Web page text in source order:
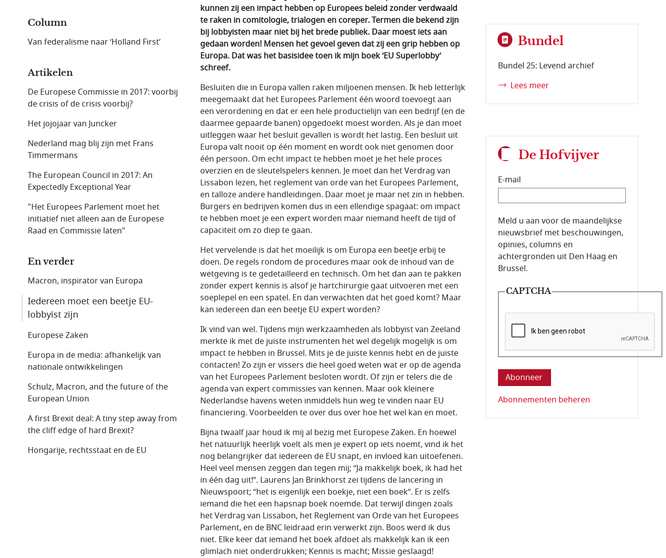
kunnen zij een impact hebben op Europees beleid zonder verdwaald
te raken in comitologie, trialogen en coreper. Termen die bekend zijn
bij lobbyisten maar niet bij het brede publiek. Daar moest iets aan
gedaan worden! Mensen het gevoel geven dat zij een grip hebben op
Europa. Dat was het basisidee toen ik mijn boek ‘EU Superlobby’
schreef.
Besluiten die in Europa vallen raken miljoenen mensen. Ik heb letterlijk
meegemaakt dat het Europees Parlement één woord toevoegt aan
een verordening en dat er een hele productielijn van een bedrijf (en de
daarmee gepaarde banen) opgedoekt moest worden. Als je dan moet
uitleggen waar het besluit gevallen is wordt het lastig. Een besluit uit
Europa valt nooit op één moment en wordt ook niet genomen door
één persoon. Om echt impact te hebben moet je het hele proces
overzien en de sleutelspelers kennen. Je moet dan het Verdrag van
Lissabon lezen, het reglement van orde van het Europees Parlement,
en talloze andere handleidingen. Daar moet je maar net zin in hebben.
Burgers en bedrijven komen dus in een ellendige spagaat: om impact
te hebben moet je een expert worden maar niemand heeft de tijd of
capaciteit om zo diep te gaan.
Het vervelende is dat het moeilijk is om Europa een beetje erbij te
doen. De regels rondom de procedures maar ook de inhoud van de
wetgeving is te gedetailleerd en technisch. Om het dan aan te pakken
zonder expert kennis is alsof je hartchirurgie gaat uitvoeren met een
soeplepel en een spatel. En dan verwachten dat het goed komt? Maar
kan iedereen dan een beetje EU expert worden?
Ik vind van wel. Tijdens mijn werkzaamheden als lobbyist van Zeeland
merkte ik met de juiste instrumenten het wel degelijk mogelijk is om
impact te hebben in Brussel. Mits je de juiste kennis hebt en de juiste
contacten! Zo zijn er vissers die heel goed weten wat er op de agenda
van het Europees Parlement besloten wordt. Of zijn er telers die de
agenda van expert commissies van kennen. Maar ook kleinere
Nederlandse havens weten inmiddels hun weg te vinden naar EU
financiering. Voorbeelden te over dus over hoe het wel kan en moet.
Bijna twaalf jaar houd ik mij al bezig met Europese Zaken. En hoewel
het natuurlijk heerlijk voelt als men je expert op iets noemt, vind ik het
nog belangrijker dat iedereen de EU snapt, en invloed kan uitoefenen.
Heel veel mensen zeggen dan tegen mij; “Ja makkelijk boek, ik had het
in één dag uit!”. Laurens Jan Brinkhorst zei tijdens de lancering in
Nieuwspoort; “het is eigenlijk een boekje, niet een boek”. Er is zelfs
iemand die het een hapsnap boek noemde. Dat terwijl dingen zoals
het Verdrag van Lissabon, het Reglement van Orde van het Europees
Parlement, en de BNC leidraad erin verwerkt zijn. Boos werd ik dus
niet. Elke keer dat iemand het boek afdoet als makkelijk kan ik een
glimlach niet onderdrukken; Kennis is macht; Missie geslaagd!
Column
Van federalisme naar ‘Holland First’
Artikelen
De Europese Commissie in 2017: voorbij
de crisis of de crisis voorbij?
Het jojojaar van Juncker
Nederland mag blij zijn met Frans
Timmermans
The European Council in 2017: An
Expectedly Exceptional Year
"Het Europees Parlement moet het
initiatief niet alleen aan de Europese
Raad en Commissie laten"
En verder
Macron, inspirator van Europa
Iedereen moet een beetje EU-
lobbyist zijn
Europese Zaken
Europa in de media: afhankelijk van
nationale ontwikkelingen
Schulz, Macron, and the future of the
European Union
A first Brexit deal: A tiny step away from
the cliff edge of hard Brexit?
Hongarije, rechtsstaat en de EU
Bundel
Bundel 25: Levend archief
Lees meer
De Hofvijver
E-mail
E-mailadres van de abonnee.
Meld u aan voor de maandelijkse
nieuwsbrief met beschouwingen,
opinies, columns en
achtergronden uit Den Haag en
Brussel.
CAPTCHA
Deze vraag is om te controleren dat u
Abonnementen beheren